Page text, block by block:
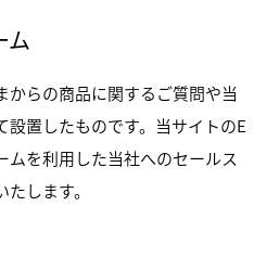
ム
らの商品に関するご質問や当
置したものです。当サイトのE
ムを利用した当社へのセールス
します。